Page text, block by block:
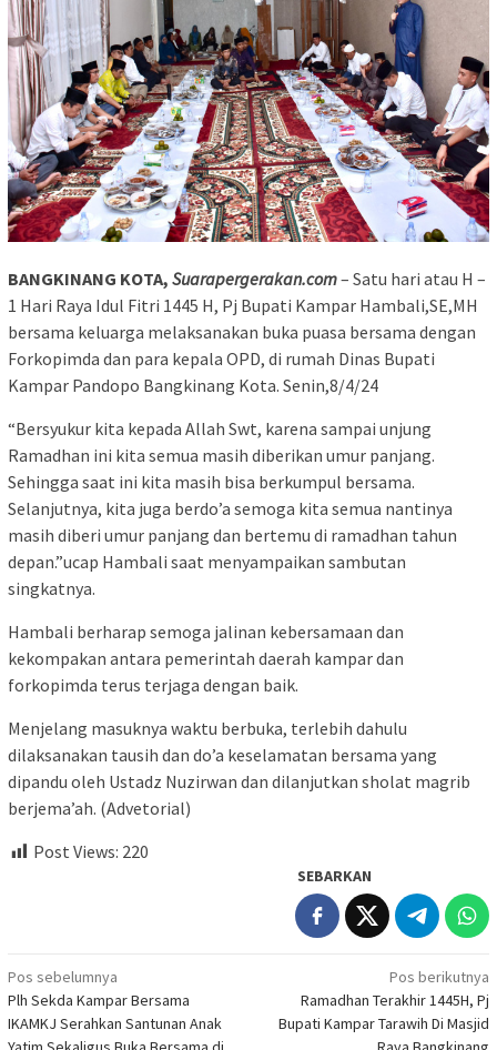
BANGKINANG KOTA, Suarapergerakan.com– Satu hari atau H –
1 Hari Raya Idul Fitri 1445 H, Pj Bupati Kampar Hambali,SE,MH
bersama keluarga melaksanakan buka puasa bersama dengan
Forkopimda dan para kepala OPD, di rumah Dinas Bupati
Kampar Pandopo Bangkinang Kota. Senin,8/4/24
“Bersyukur kita kepada Allah Swt, karena sampai unjung
Ramadhan ini kita semua masih diberikan umur panjang.
Sehingga saat ini kita masih bisa berkumpul bersama.
Selanjutnya, kita juga berdo’a semoga kita semua nantinya
masih diberi umur panjang dan bertemu di ramadhan tahun
depan.”ucap Hambali saat menyampaikan sambutan
singkatnya.
Hambali berharap semoga jalinan kebersamaan dan
kekompakan antara pemerintah daerah kampar dan
forkopimda terus terjaga dengan baik.
Menjelang masuknya waktu berbuka, terlebih dahulu
dilaksanakan tausih dan do’a keselamatan bersama yang
dipandu oleh Ustadz Nuzirwan dan dilanjutkan sholat magrib
berjema’ah. (Advetorial)
Post Views: 220
SEBARKAN
Navigasi
pos
Pos sebelumnya
Plh Sekda Kampar Bersama
IKAMKJ Serahkan Santunan Anak
Pos berikutnya
Ramadhan Terakhir 1445H, Pj
Bupati Kampar Tarawih Di Masjid